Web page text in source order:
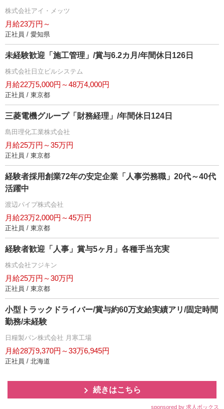
株式会社アイ・メッツ
月給23万円～
正社員 / 愛知県
未経験歓迎「施工管理」/賞与6.2カ月/年間休日126日
株式会社日立ビルシステム
月給22万5,000円～48万4,000円
正社員 / 東京都
三菱電機グループ「財務経理」/年間休日124日
島田理化工業株式会社
月給25万円～35万円
正社員 / 東京都
経験者採用創業72年の安定企業「人事労務職」20代～40代
活躍中
渡辺パイプ株式会社
月給23万2,000円～45万円
正社員 / 東京都
経験者歓迎「人事」賞与5ヶ月」各種手当充実
株式会社フジキン
月給25万円～30万円
正社員 / 東京都
小型トラックドライバー/賞与約60万支給実績アリ/固定時間
勤務/未経験
日糧製パン株式会社 月寒工場
月給28万9,370円～33万6,945円
正社員 / 北海道
続きはこちら
sponsored by 求人ボックス